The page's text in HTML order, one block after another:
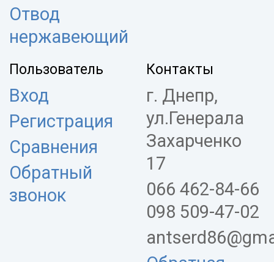
Отвод
нержавеющий
Пользователь
Вход
Регистрация
Сравнения
Обратный
звонок
Контакты
г. Днепр,
ул.Генерала
Захарченко
17
066 462-84-66
098 509-47-02